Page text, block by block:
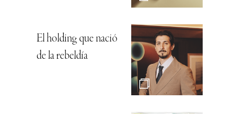
El holding que nació
de la rebeldía